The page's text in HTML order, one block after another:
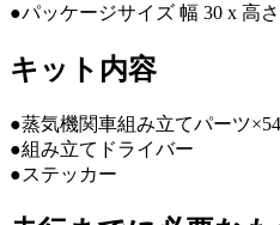
●パッケージサイズ 幅 30 x 高
キット内容
●蒸気機関車組み立てパーツ
●組み立てドライバー
●ステッカー